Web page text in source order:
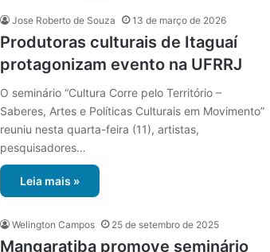
Jose Roberto de Souza 13 de março de 2026
Produtoras culturais de Itaguaí
protagonizam evento na UFRRJ
O seminário “Cultura Corre pelo Território –
Saberes, Artes e Políticas Culturais em Movimento”
reuniu nesta quarta-feira (11), artistas,
pesquisadores…
Leia mais »
Welington Campos 25 de setembro de 2025
Mangaratiba promove seminário